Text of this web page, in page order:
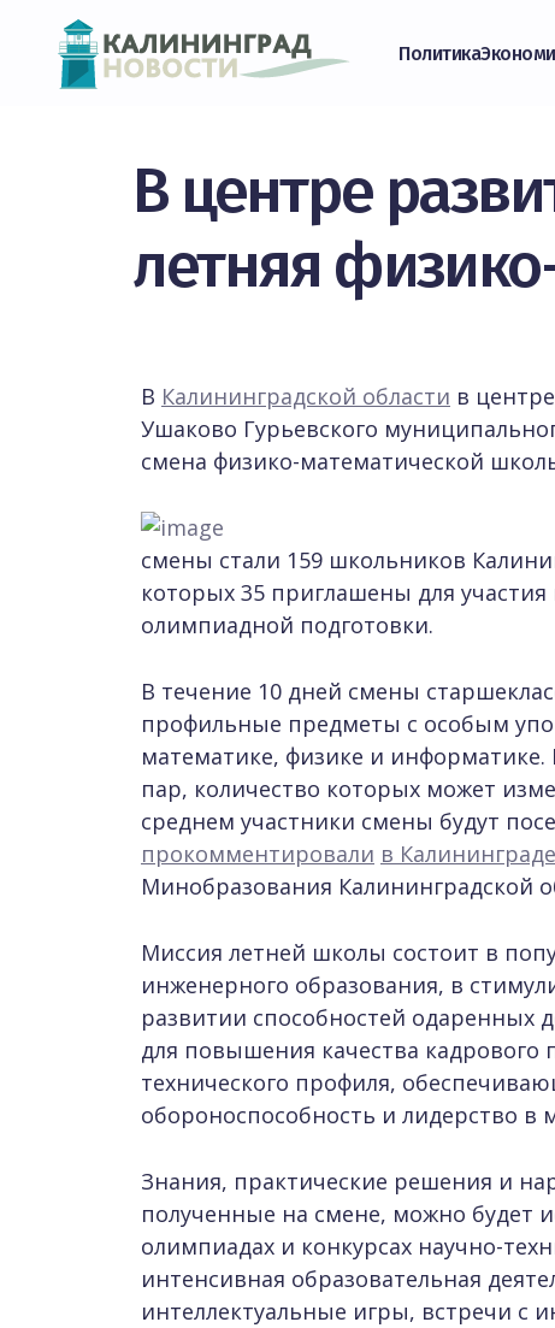
Политика
В центре
летняя
В Калининградской области в
Ушаково Гурьевского
смена физико-математической
смены стали 159 школьников
которых 35 приглашены для
олимпиадной подготовки.
В течение 10 дней смены
профильные предметы с особым
математике, физике и
пар, количество которых может
среднем участники смены будут
прокомментировали в Калининграде
Минобразования Калининградской
Миссия летней школы состоит в
инженерного образования, в
развитии способностей одаренных
для повышения качества
технического профиля,
обороноспособность и лидерство в
Знания, практические решения и
полученные на смене, можно будет
олимпиадах и конкурсах научно-
интенсивная образовательная
интеллектуальные игры, встречи с